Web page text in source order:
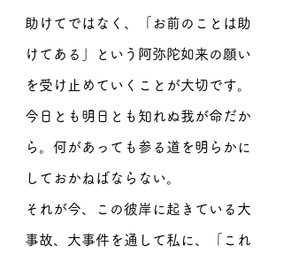
助けてではなく、「お前のことは助
けてある」という阿弥陀如来の願い
を受け止めていくことが大切です。
今日とも明日とも知れぬ我が命だか
ら。何があっても参る道を明らかに
しておかねばならない。
それが今、この彼岸に起きている大
事故、大事件を通して私に、「これ